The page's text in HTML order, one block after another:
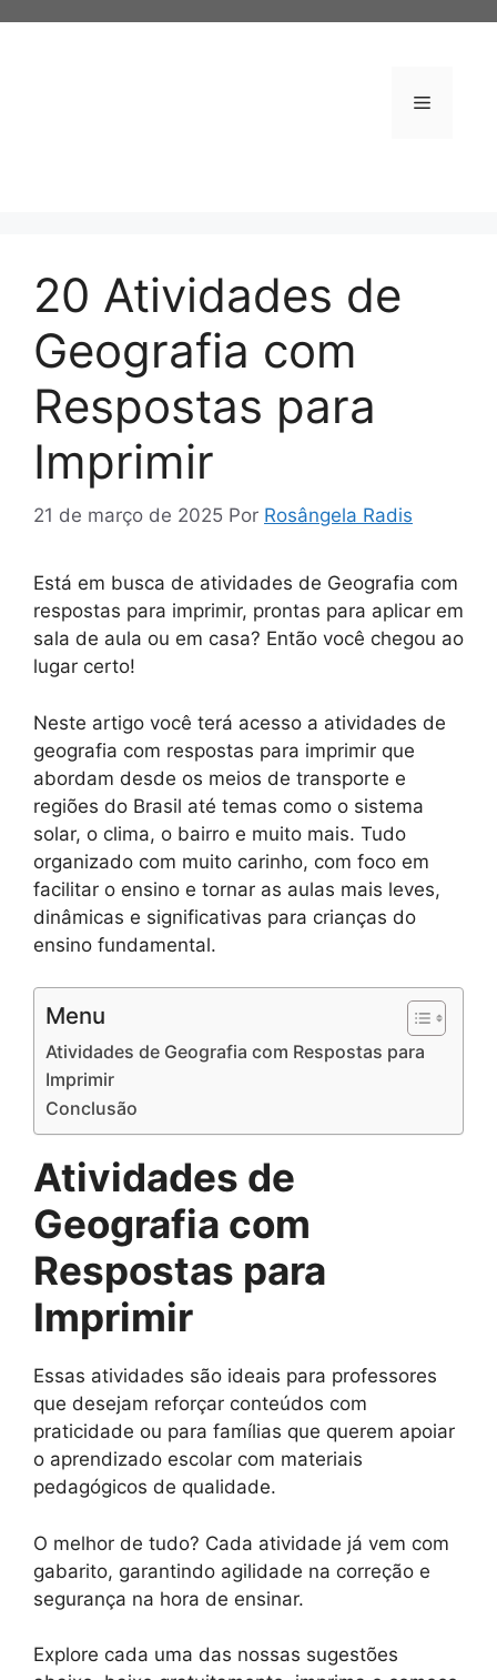
Menu
20 Atividades de
Geografia com
Respostas para
Imprimir
21 de março de 2025 Por Rosângela Radis
Está em busca de atividades de Geografia com
respostas para imprimir, prontas para aplicar em
sala de aula ou em casa? Então você chegou ao
lugar certo!
Neste artigo você terá acesso a atividades de
geografia com respostas para imprimir que
abordam desde os meios de transporte e
regiões do Brasil até temas como o sistema
solar, o clima, o bairro e muito mais. Tudo
organizado com muito carinho, com foco em
facilitar o ensino e tornar as aulas mais leves,
dinâmicas e significativas para crianças do
ensino fundamental.
Menu
Atividades de Geografia com Respostas para
Imprimir
Conclusão
Atividades de
Geografia com
Respostas para
Imprimir
Essas atividades são ideais para professores
que desejam reforçar conteúdos com
praticidade ou para famílias que querem apoiar
o aprendizado escolar com materiais
pedagógicos de qualidade.
O melhor de tudo? Cada atividade já vem com
gabarito, garantindo agilidade na correção e
segurança na hora de ensinar.
Explore cada uma das nossas sugestões